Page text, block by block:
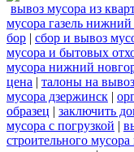
вывоз мусора из
мусора газель
бор | сбор и вывоз
мусора и бытовых
мусора нижний
цена | талоны на
мусора дзержинск |
образец | заключить
мусора с погрузкой |
строительного мусора